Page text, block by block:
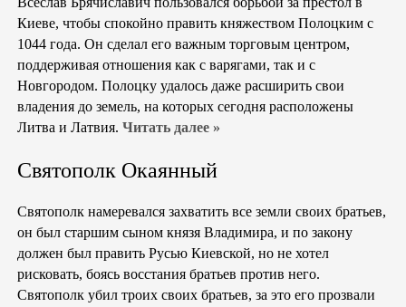
Киеве, чтобы спокойно править княжеством Полоцким с
1044 года. Он сделал его важным торговым центром,
поддерживая отношения как с варягами, так и с
Новгородом. Полоцку удалось даже расширить свои
владения до земель, на которых сегодня расположены
Литва и Латвия. Читать далее »
Святополк Окаянный
Святополк намеревался захватить все земли своих братьев,
он был старшим сыном князя Владимира, и по закону
должен был править Русью Киевской, но не хотел
рисковать, боясь восстания братьев против него.
Святополк убил троих своих братьев, за это его прозвали